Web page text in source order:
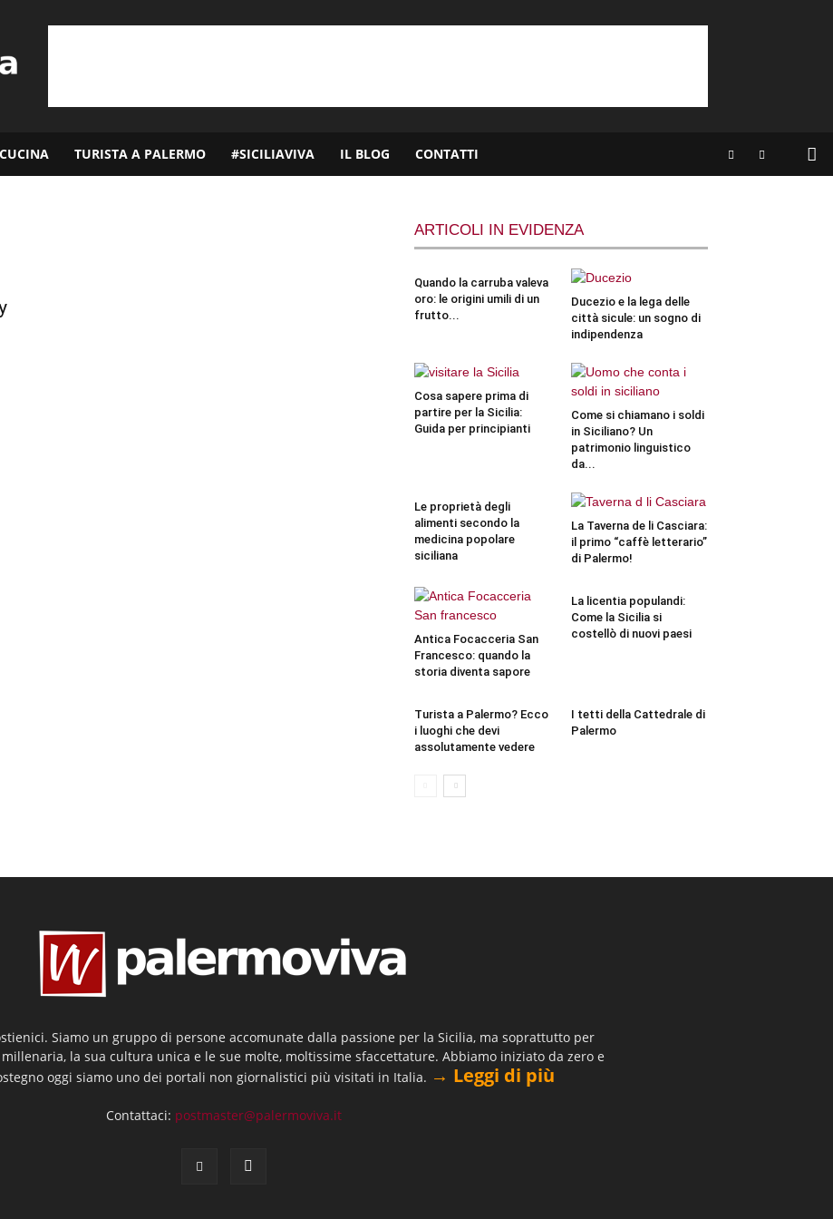
CUCINA TURISTA A PALERMO #SICILIAVIVA IL BLOG CONTATTI
ARTICOLI IN EVIDENZA
Quando la carruba valeva
oro: le origini umili di un
frutto...
Ducezio e la lega delle
città sicule: un sogno di
indipendenza
Cosa sapere prima di
partire per la Sicilia:
Guida per principianti
Come si chiamano i soldi
in Siciliano? Un
patrimonio linguistico
da...
Le proprietà degli
alimenti secondo la
medicina popolare
siciliana
La Taverna de li Casciara:
il primo “caffè letterario”
di Palermo!
Antica Focacceria San
Francesco: quando la
storia diventa sapore
La licentia populandi:
Come la Sicilia si
costellò di nuovi paesi
Turista a Palermo? Ecco
i luoghi che devi
assolutamente vedere
I tetti della Cattedrale di
Palermo
Siamo un gruppo di persone accomunate dalla passione per la Sicilia, ma soprattutto per
la sua cultura unica e le sue molte, moltissime sfaccettature. Abbiamo iniziato da zero e
oggi siamo uno dei portali non giornalistici più visitati in Italia. → Leggi di più
Contattaci: postmaster@palermoviva.it